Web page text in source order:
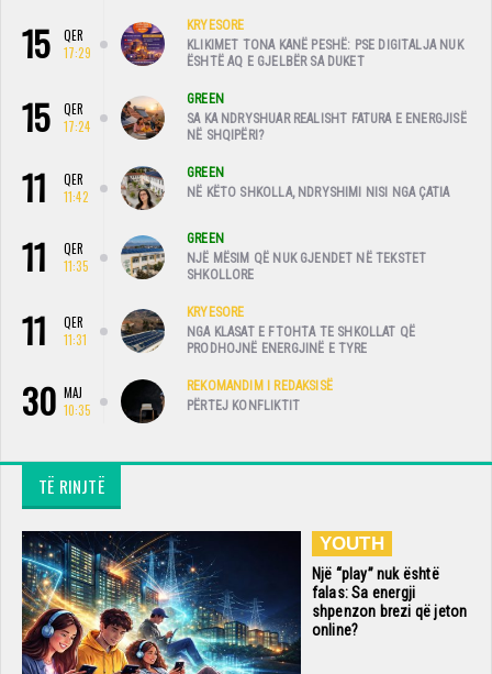
15
QER
17:29
KRYESORE
KLIKIMET TONA KANË PESHË: PSE DIGITALJA NUK
ËSHTË AQ E GJELBËR SA DUKET
15
QER
17:24
GREEN
SA KA NDRYSHUAR REALISHT FATURA E ENERGJISË
NË SHQIPËRI?
11
QER
11:42
GREEN
NË KËTO SHKOLLA, NDRYSHIMI NISI NGA ÇATIA
11
QER
11:35
GREEN
NJË MËSIM QË NUK GJENDET NË TEKSTET
SHKOLLORE
11
QER
11:31
KRYESORE
NGA KLASAT E FTOHTA TE SHKOLLAT QË
PRODHOJNË ENERGJINË E TYRE
30 MAJ
10:35
REKOMANDIM I REDAKSISË
PËRTEJ KONFLIKTIT
TË RINJTË
YOUTH
Një “play” nuk është
falas: Sa energji
shpenzon brezi që jeton
online?